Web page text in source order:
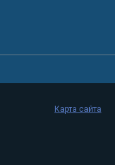
Карта сайта